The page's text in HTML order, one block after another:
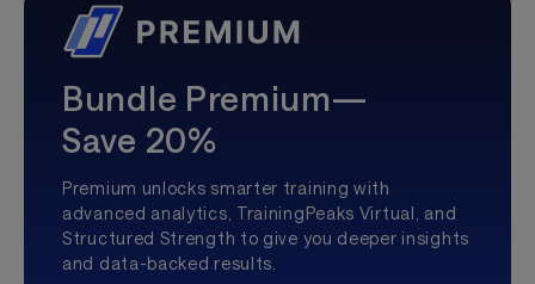
Bundle Premium—
Save 20%
Premium unlocks smarter training with
advanced analytics, TrainingPeaks Virtual, and
Structured Strength to give you deeper insights
and data-backed results.